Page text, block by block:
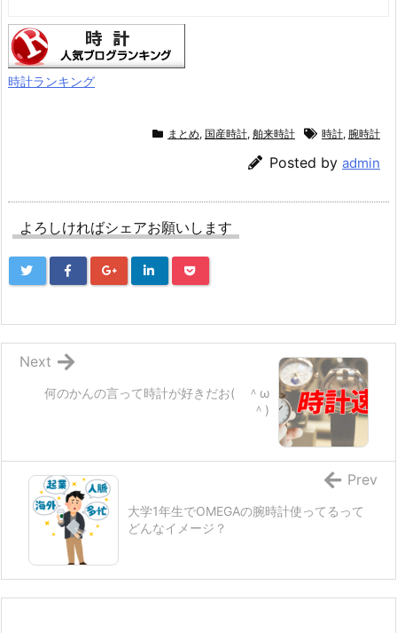
時計ランキング
まとめ, 国産時計, 舶来時計 時計, 腕時計
Posted by admin
よろしければシェアお願いします
何のかんの言って時計が好きだお( ＾ω
＾)
Next
大学1年生でOMEGAの腕時計使ってるって
どんなイメージ？
Prev